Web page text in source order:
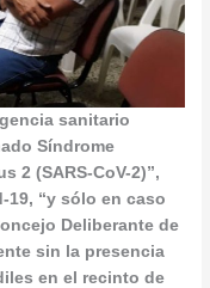
sanitario
Síndrome
2 (SARS-CoV-2)”,
19, “y sólo en caso
Deliberante de
sin la presencia
en el recinto de